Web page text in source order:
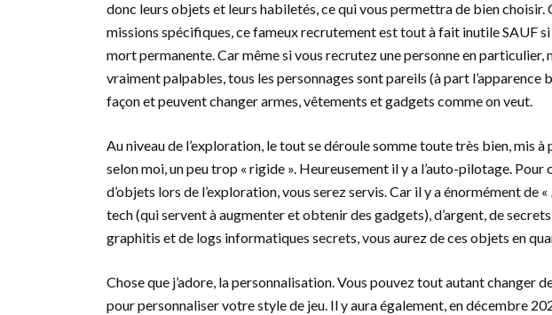
donc leurs objets et leurs habiletés, ce qui vous permettra de bien choisir.
missions spécifiques, ce fameux recrutement est tout à fait inutile SAUF
mort permanente. Car même si vous recrutez une personne en particulier,
vraiment palpables, tous les personnages sont pareils (à part l’apparence
façon et peuvent changer armes, vêtements et gadgets comme on veut.
Au niveau de l’exploration, le tout se déroule somme toute très bien, mis
selon moi, un peu trop « rigide ». Heureusement il y a l’auto-pilotage.
d’objets lors de l’exploration, vous serez servis. Car il y a énormément de «
tech (qui servent à augmenter et obtenir des gadgets), d’argent, de
graphitis et de logs informatiques secrets, vous aurez de ces objets en
Chose que j’adore, la personnalisation. Vous pouvez tout autant changer
pour personnaliser votre style de jeu. Il y aura également, en décembre